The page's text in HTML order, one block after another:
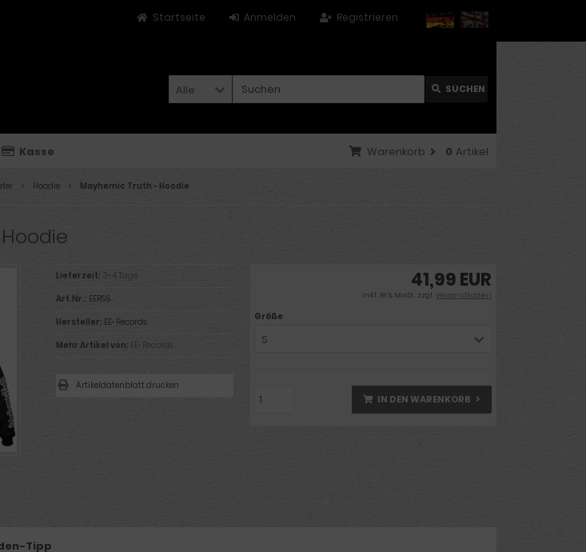
Registrieren
Anmelden
Startseite
Alle SUCHEN
Kasse Warenkorb 0 Artikel
Hoodie Mayhemic Truth - Hoodie
41,99 EUR
inkl. 19 % MwSt. zzgl. Versandkosten
Größe
S
IN DEN WARENKORB
Lieferzeit: 3-4 Tage
Art.Nr.: EERS6
Hersteller: EE-Records
Mehr Artikel von: EE-Records
Artikeldatenblatt drucken
Tipp